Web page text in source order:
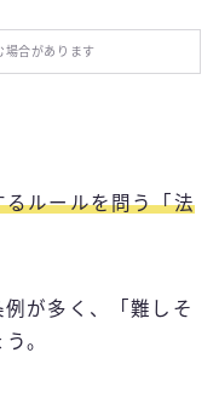
場合があります
るルールを問う「法
が多く、「難しそ
。